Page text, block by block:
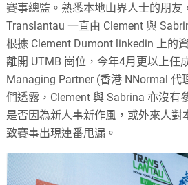
賽事總監。熟悉本地山界人士的朋友
Translantau 一直由 Clement 與
根據 Clement Dumont linkedin 上的
離開 UTMB 崗位，今年4月更以上任
Managing Partner (香港 NNormal 代
們透露，Clement 與 Sabrina 亦沒有
是否因為新人事新作風，或外來人對
致賽事出現連番甩漏。